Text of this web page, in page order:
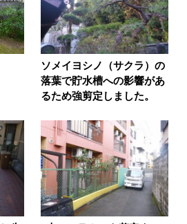
ソメイヨシノ（サクラ）の
落葉で貯水槽への影響があ
るため強剪定しました。